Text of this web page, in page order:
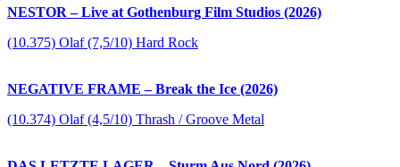
NESTOR – Live at Gothenburg Film Studios (2026)
(10.375) Olaf (7,5/10) Hard Rock
NEGATIVE FRAME – Break the Ice (2026)
(10.374) Olaf (4,5/10) Thrash / Groove Metal